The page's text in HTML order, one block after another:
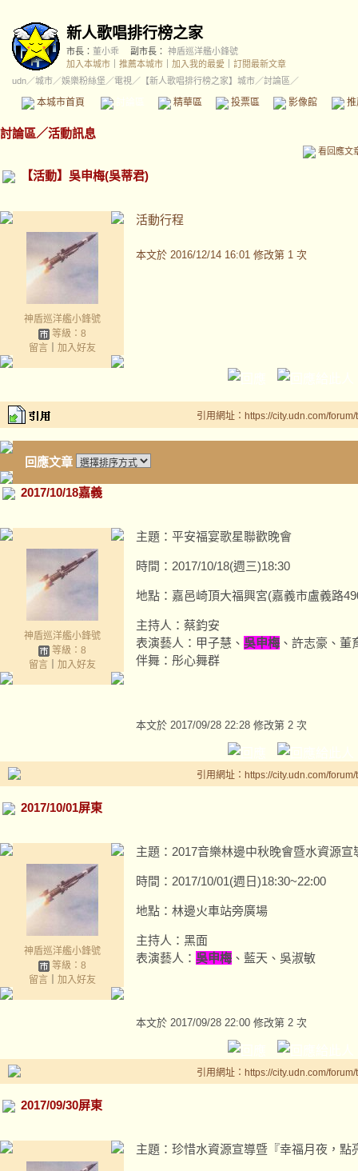
新人歌唱排行榜之家
市長： 董小乖 副市長： 神盾巡洋艦小鋒號
加入本城市
推薦本城市 加入我的最愛
訂閱最新文章
udn／城市／娛樂粉絲堡 ／電視 ／ 【新人歌唱排行榜之家】城市／討論區／
本城市首頁 精華區 投票區 影像館
討論區／活動訊息
看回應文
【活動】吳申梅(吳蒂君)
神盾巡洋艦小鋒號
等級：8
留言｜ 加入好友
活動行程
本文於 2016/12/14 16:01 修改第 1 次
引用網址：https://city.udn.com/
回應文章
2017/10/18嘉義
神盾巡洋艦小鋒號
等級：8
留言｜ 加入好友
主題：平安福宴歌星聯歡晚會
時間：2017/10/18(週三)18:30
地點：嘉邑崎頂大福興宮(嘉義市盧義路
主持人：蔡鈞安
表演藝人：甲子慧、 吳申梅 、許志豪、董
伴舞：彤心舞群
本文於 2017/09/28 22:28 修改第 2 次
引用網址：https://city.udn.com/
2017/10/01屏東
神盾巡洋艦小鋒號
等級：8
留言｜ 加入好友
主題：2017音樂林邊中秋晚會暨水資源宣
時間：2017/10/01(週日)18:30~22:00
地點：林邊火車站旁廣場
主持人：黑面
表演藝人： 吳申梅 、藍天、吳淑敏
本文於 2017/09/28 22:00 修改第 2 次
引用網址：https://city.udn.com/
2017/09/30屏東
主題：珍惜水資源宣導暨『幸福月夜，點